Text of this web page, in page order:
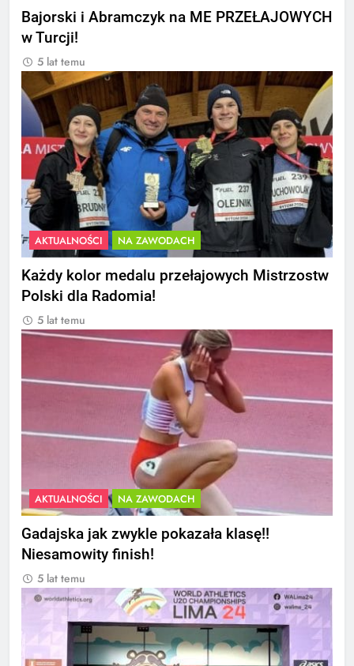
Bajorski i Abramczyk na ME PRZEŁAJOWYCH
w Turcji!
5 lat temu
AKTUALNOŚCI NA ZAWODACH
Każdy kolor medalu przełajowych Mistrzostw
Polski dla Radomia!
5 lat temu
AKTUALNOŚCI NA ZAWODACH
Gadajska jak zwykle pokazała klasę!!
Niesamowity finish!
5 lat temu